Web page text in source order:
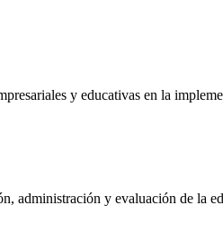
y educativas en la
administración y evaluación de la